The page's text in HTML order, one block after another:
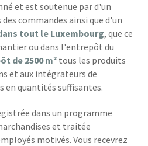
et est soutenue par d'un
commandes ainsi que d'un
tout le Luxembourg, que ce
ou dans l'entrepôt du
de 2500 m² tous les produits
et aux intégrateurs de
en quantités suffisantes.
dans un programme
et traitée
motivés. Vous recevrez